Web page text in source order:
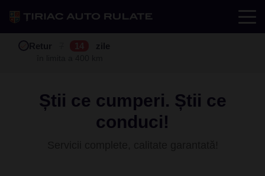
Știi ce cumperi. Știi ce
conduci!